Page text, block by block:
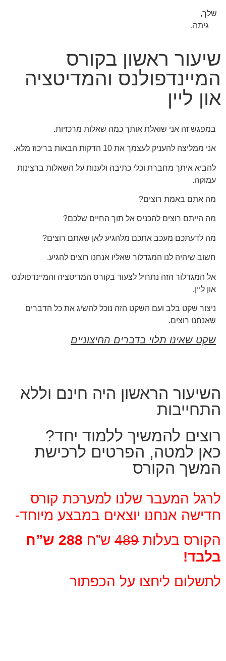
שלך,
גיתה.
שיעור ראשון בקורס
המיינדפולנס והמדיטציה
און ליין
במפגש זה אני שואלת אותך כמה שאלות מרכזיות.
אני ממליצה להעניק לעצמך את 10 הדקות הבאות בריכוז מלא.
להביא איתך מחברת וכלי כתיבה ולענות על השאלות ברצינות
עמוקה.
מה אתם באמת רוצים?
מה הייתם רוצים להכניס אל תוך החיים שלכם?
מה לדעתכם מעכב אתכם מלהגיע לאן שאתם רוצים?
חשוב שיהיה לנו המגדלור שאליו אנחנו רוצים להגיע.
אל המגדלור הזה נתחיל לצעוד בקורס המדיטציה והמיינדפולנס
און ליין.
ניצור שקט בלב ועם השקט הזה נוכל להשיג את כל הדברים
שאנחנו רוצים.
שקט שאינו תלוי בדברים החיצוניים
השיעור הראשון היה חינם וללא
התחייבות
רוצים להמשיך ללמוד יחד?
כאן למטה, הפרטים לרכישת
המשך הקורס
לרגל המעבר שלנו למערכת קורס
חדישה אנחנו יוצאים במבצע מיוחד-
הקורס בעלות 489 ש”ח
288 ש”ח
בלבד!
לתשלום ליחצו על הכפתור